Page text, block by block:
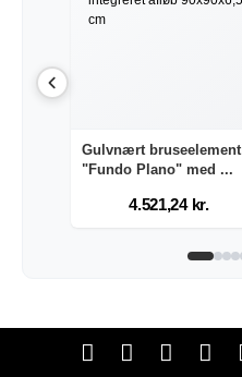
Gulvnært bruseelement
"Fundo Plano" med ...
4.521,24 kr.